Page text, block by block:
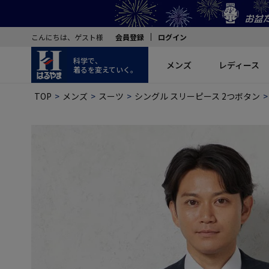
こんにちは、ゲスト様 会員登録 ログイン
科学で、
着るを変えていく。
メンズ レディース
TOP メンズ スーツ シングル スリーピース 2つボタン